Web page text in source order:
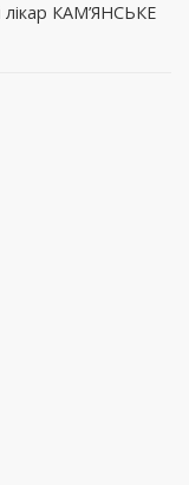
лікар КАМ’ЯНСЬКЕ